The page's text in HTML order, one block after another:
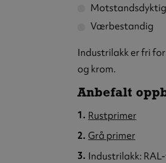
Værbestandig
Industrilakk er fri
og krom.
Anbefalt
Rustprimer
Grå primer
Industrilakk: